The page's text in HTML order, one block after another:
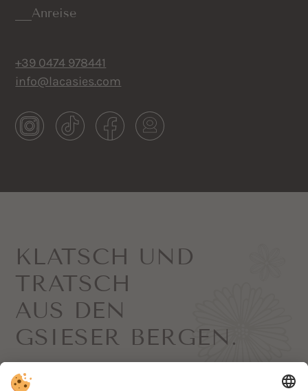
Anreise
+39 0474 978441
info@lacasies.com
KLATSCH UND
TRATSCH
AUS DEN
GSIESER BERGEN.